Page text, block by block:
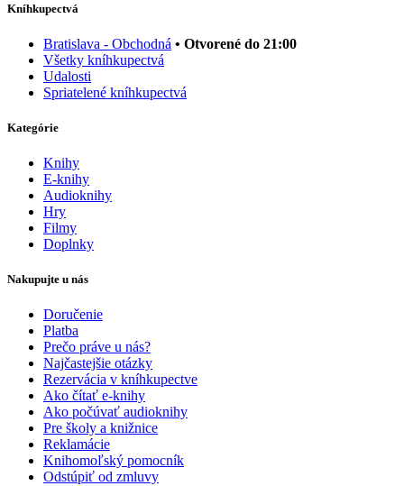
Kníhkupectvá
Bratislava - Obchodná • Otvorené do 21:00
Všetky kníhkupectvá
Udalosti
Spriatelené kníhkupectvá
Kategórie
Knihy
E-knihy
Audioknihy
Hry
Filmy
Doplnky
Nakupujte u nás
Doručenie
Platba
Prečo práve u nás?
Najčastejšie otázky
Rezervácia v kníhkupectve
Ako čítať e-knihy
Ako počúvať audioknihy
Pre školy a knižnice
Reklamácie
Knihomoľský pomocník
Odstúpiť od zmluvy